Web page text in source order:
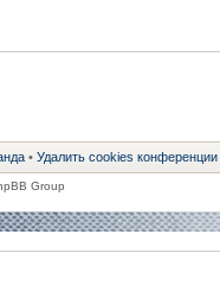
• Удалить cookies конференции
Group